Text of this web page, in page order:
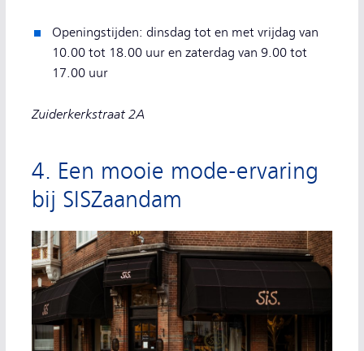
Openingstijden: dinsdag tot en met vrijdag van
10.00 tot 18.00 uur en zaterdag van 9.00 tot
17.00 uur
Zuiderkerkstraat 2A
4. Een mooie mode-ervaring
bij SISZaandam